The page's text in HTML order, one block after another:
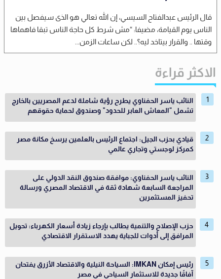
قال الرئيس عبدالفتاح السيسي، إن الله تعالي هو الذى سيفصل بين
الناس يوم القيامة، مضيفا: “مش شرط كل حاجة الناس تبقا فاهماها
وقتها .. والقرار بيتاخد ليه؟.. لكن ساعات الزمن...
الاكثر قراءة
النائب ياسر الحفناوي يطرح رؤية شاملة لدعم المصريين بالخارج
تشمل "المعاش العابر للحدود" وصندوق لحماية حقوقهم
قيادي بحزب الجيل: اجتماع الرئيس بالعلمين يرسخ مكانة مصر
كمركز لوجستي وتجاري عالمي
النائب ياسر الحفناوي: موافقة صندوق النقد الدولي على
المراجعة السابعة شهادة ثقة في الاقتصاد المصري ورسالة
تحفيز المستثمرين
حزب الإصلاح والتنمية يطالب بإرجاء زيادة أسعار الكهرباء: تحويل
المرافق إلى أدوات للجباية يهدد الاستقرار الاقتصادي
رئيس إمكان IMKAN: السياحة النيلية والاقتصاد الأزرق يفتحان
آفاقًا جديدة للاستثمار السياحي في مصر